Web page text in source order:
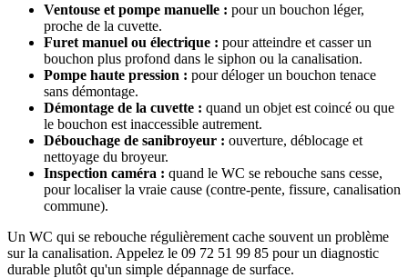
Ventouse et pompe manuelle : pour un bouchon léger,
proche de la cuvette.
Furet manuel ou électrique : pour atteindre et casser un
bouchon plus profond dans le siphon ou la canalisation.
Pompe haute pression : pour déloger un bouchon tenace
sans démontage.
Démontage de la cuvette : quand un objet est coincé ou que
le bouchon est inaccessible autrement.
Débouchage de sanibroyeur : ouverture, déblocage et
nettoyage du broyeur.
Inspection caméra : quand le WC se rebouche sans cesse,
pour localiser la vraie cause (contre-pente, fissure, canalisation
commune).
Un WC qui se rebouche régulièrement cache souvent un problème
sur la canalisation. Appelez le 09 72 51 99 85 pour un diagnostic
durable plutôt qu'un simple dépannage de surface.